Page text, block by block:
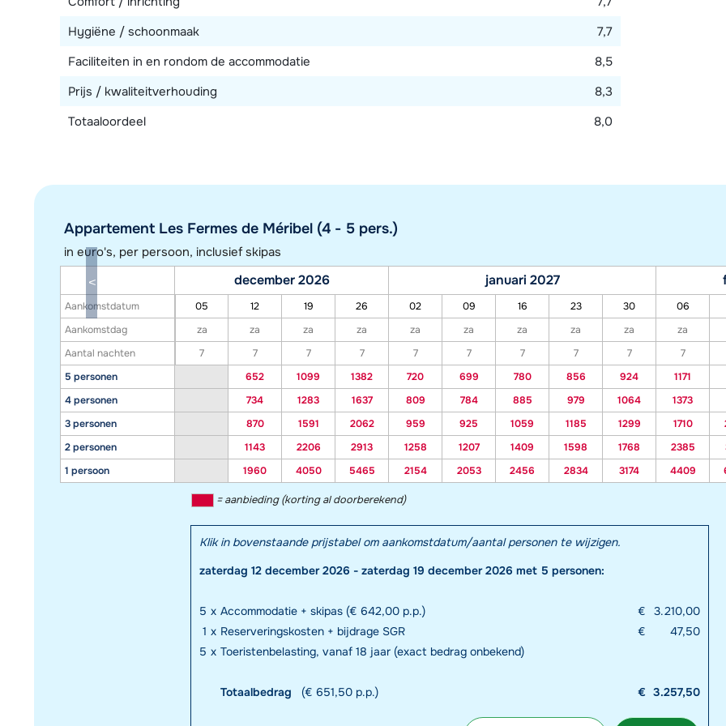
Hygiëne / schoonmaak
7,7
Faciliteiten in en rondom de accommodatie
8,5
Prijs / kwaliteitverhouding
8,3
Totaaloordeel
8,0
Appartement Les Fermes de Méribel (4 - 5 pers.)
in euro's, per persoon, inclusief skipas
Aankomstdatum
Aankomstdag
Aantal nachten
5 personen
4 personen
3 personen
2 personen
1 persoon
december 2026 januari 2027
05 12 19 26 02 09 16 23 30
06
za
za za za za za za za za
za
7
7 7 7 7 7 7 7 7
7
652
1099 1382 720 699 780 856 924 1171
734
1283 1637 809 784 885 979 1064
1373
870
1591 2062 959 925 1059 1185 1299 1710
1143
2206 2913 1258 1207 1409 1598 1768 2385
1960
4050 5465 2154 2053 2456 2834 3174 4409
= aanbieding (korting al doorberekend)
Klik in bovenstaande prijstabel om aankomstdatum/aantal personen te wijzigen.
zaterdag 12 december 2026 - zaterdag 19 december 2026 met 5 personen:
5 x Accommodatie + skipas (€ 642,00 p.p.) €
3.210,00
1 x Reserveringskosten + bijdrage SGR €
47,50
5 x Toeristenbelasting, vanaf 18 jaar (exact bedrag onbekend)
Totaalbedrag (€ 651,50 p.p.) € 3.257,50